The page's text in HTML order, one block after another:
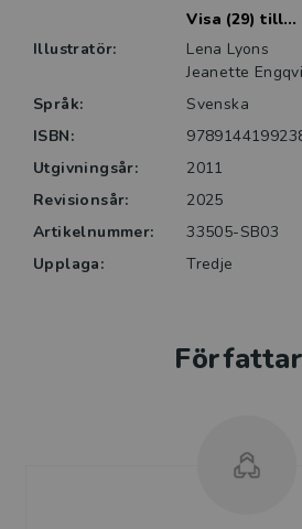
Visa (29) till...
Illustratör:
Lena Lyons
Jeanette
Språk:
Svenska
ISBN:
Utgivningsår:
2011
Revisionsår:
2025
Artikelnummer:
33505-SB03
Upplaga:
Tredje